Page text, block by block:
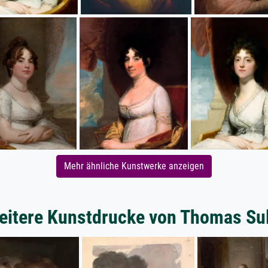
Mehr ähnliche Kunstwerke anzeigen
Kunstdrucke von Thomas